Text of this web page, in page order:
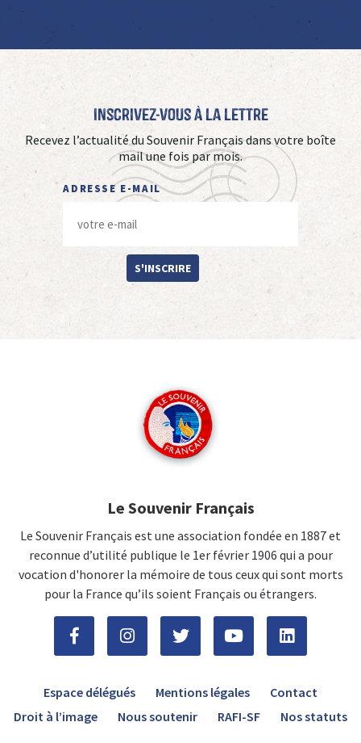
Inscrivez-vous à La Lettre
Recevez l’actualité du Souvenir Français dans votre boîte
mail une fois par mois.
ADRESSE E-MAIL
S'INSCRIRE
Le Souvenir Français
Le Souvenir Français est une association fondée en 1887 et
reconnue d’utilité publique le 1er février 1906 qui a pour
vocation d'honorer la mémoire de tous ceux qui sont morts
pour la France qu’ils soient Français ou étrangers.
Espace délégués Mentions légales
Contact
Droit à l’image
Nous soutenir RAFI-SF Nos statuts